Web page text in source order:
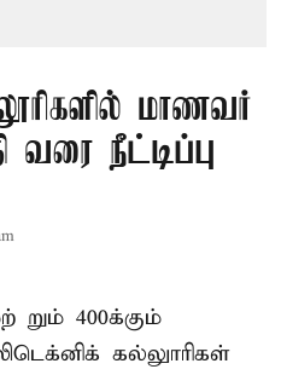
மாணவர்
வரை நீட்டிப்பு
றும் 400க்கும்
கல்லுாரிகள்